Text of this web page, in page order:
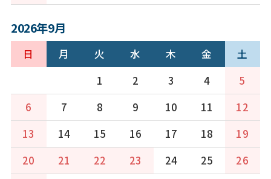
2026年9月
日 月 火 水 木 金
土
1
2 3 4
5
6
7 8 9 10 11
12
13
14 15 16 17 18
19
20
21 22 23 24 25
26